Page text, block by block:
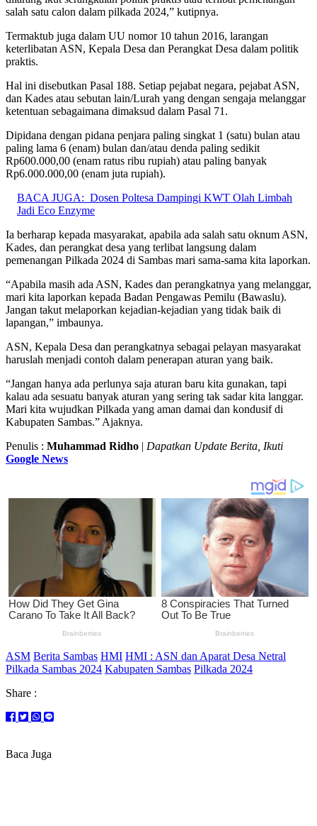
salah satu calon dalam pilkada 2024,” kutipnya.
Termaktub juga dalam UU nomor 10 tahun 2016, larangan
keterlibatan ASN, Kepala Desa dan Perangkat Desa dalam politik
praktis.
Hal ini disebutkan Pasal 188. Setiap pejabat negara, pejabat ASN,
dan Kades atau sebutan lain/Lurah yang dengan sengaja melanggar
ketentuan sebagaimana dimaksud dalam Pasal 71.
Dipidana dengan pidana penjara paling singkat 1 (satu) bulan atau
paling lama 6 (enam) bulan dan/atau denda paling sedikit
Rp600.000,00 (enam ratus ribu rupiah) atau paling banyak
Rp6.000.000,00 (enam juta rupiah).
BACA JUGA: Dosen Poltesa Dampingi KWT Olah Limbah
Jadi Eco Enzyme
Ia berharap kepada masyarakat, apabila ada salah satu oknum ASN,
Kades, dan perangkat desa yang terlibat langsung dalam
pemenangan Pilkada 2024 di Sambas mari sama-sama kita laporkan.
“Apabila masih ada ASN, Kades dan perangkatnya yang melanggar,
mari kita laporkan kepada Badan Pengawas Pemilu (Bawaslu).
Jangan takut melaporkan kejadian-kejadian yang tidak baik di
lapangan,” imbaunya.
ASN, Kepala Desa dan perangkatnya sebagai pelayan masyarakat
haruslah menjadi contoh dalam penerapan aturan yang baik.
“Jangan hanya ada perlunya saja aturan baru kita gunakan, tapi
kalau ada sesuatu banyak aturan yang sering tak sadar kita langgar.
Mari kita wujudkan Pilkada yang aman damai dan kondusif di
Kabupaten Sambas.” Ajaknya.
Penulis : Muhammad Ridho | Dapatkan Update Berita, Ikuti
Google News
ASM Berita Sambas HMI HMI : ASN dan Aparat Desa Netral
Pilkada Sambas 2024 Kabupaten Sambas Pilkada 2024
Share :
Baca Juga